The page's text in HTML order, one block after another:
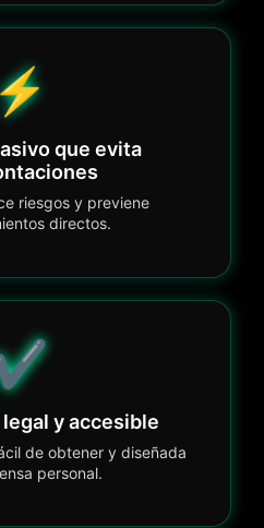
que evita
riesgos y previene
directos.
y accesible
de obtener y diseñada
personal.